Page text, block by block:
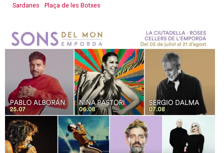
Sardanes Plaça de les Botxes